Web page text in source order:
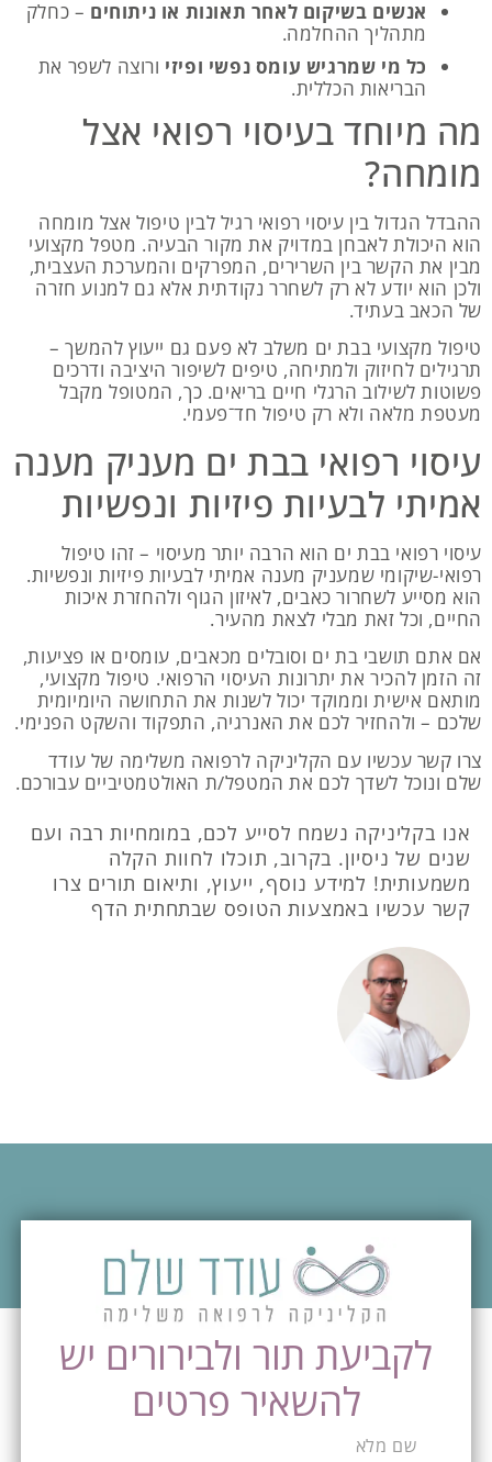
אנשים בשיקום לאחר תאונות או ניתוחים – כחלק
מתהליך ההחלמה.
כל מי שמרגיש עומס נפשי ופיזי ורוצה לשפר את
הבריאות הכללית.
מה מיוחד בעיסוי רפואי אצל
מומחה?
ההבדל הגדול בין עיסוי רפואי רגיל לבין טיפול אצל מומחה
הוא היכולת לאבחן במדויק את מקור הבעיה. מטפל מקצועי
מבין את הקשר בין השרירים, המפרקים והמערכת העצבית,
ולכן הוא יודע לא רק לשחרר נקודתית אלא גם למנוע חזרה
של הכאב בעתיד.
טיפול מקצועי בבת ים משלב לא פעם גם ייעוץ להמשך –
תרגילים לחיזוק ולמתיחה, טיפים לשיפור היציבה ודרכים
פשוטות לשילוב הרגלי חיים בריאים. כך, המטופל מקבל
מעטפת מלאה ולא רק טיפול חד־פעמי.
עיסוי רפואי בבת ים מעניק מענה
אמיתי לבעיות פיזיות ונפשיות
עיסוי רפואי בבת ים הוא הרבה יותר מעיסוי – זהו טיפול
רפואי-שיקומי שמעניק מענה אמיתי לבעיות פיזיות ונפשיות.
הוא מסייע לשחרור כאבים, לאיזון הגוף ולהחזרת איכות
החיים, וכל זאת מבלי לצאת מהעיר.
אם אתם תושבי בת ים וסובלים מכאבים, עומסים או פציעות,
זה הזמן להכיר את יתרונות העיסוי הרפואי. טיפול מקצועי,
מותאם אישית וממוקד יכול לשנות את התחושה היומיומית
שלכם – ולהחזיר לכם את האנרגיה, התפקוד והשקט הפנימי.
צרו קשר עכשיו עם הקליניקה לרפואה משלימה של עודד
שלם ונוכל לשדך לכם את המטפל/ת האולטמטיביים עבורכם.
אנו בקליניקה נשמח לסייע לכם, במומחיות רבה ועם
שנים של ניסיון. בקרוב, תוכלו לחוות הקלה
משמעותית! למידע נוסף, ייעוץ, ותיאום תורים צרו
קשר עכשיו באמצעות הטופס שבתחתית הדף
לקביעת תור ולבירורים יש
להשאיר פרטים